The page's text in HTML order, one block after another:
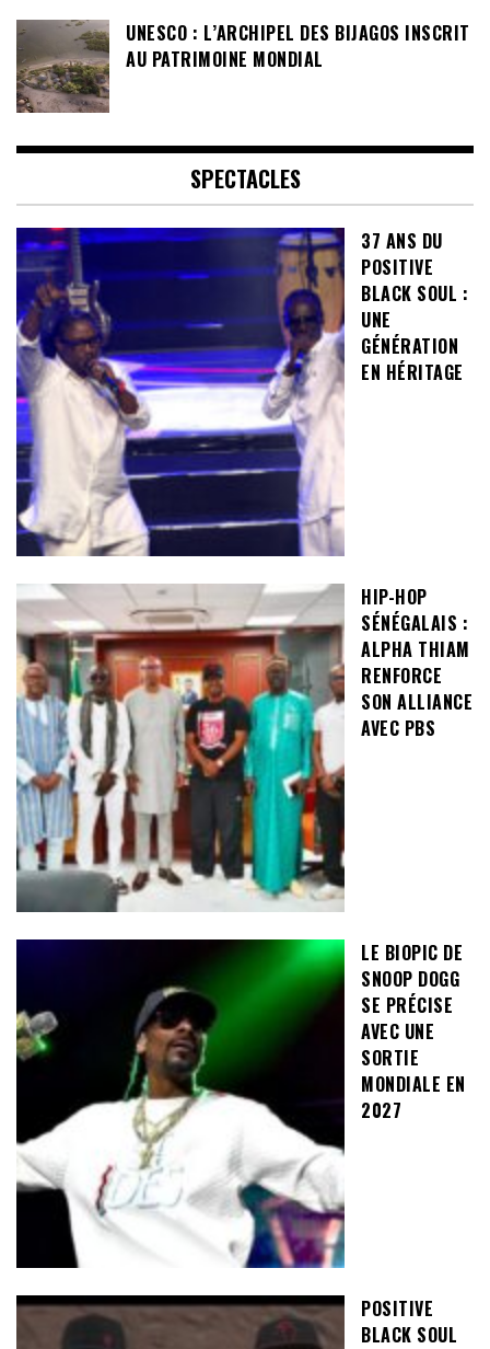
UNESCO : L’ARCHIPEL DES BIJAGOS INSCRIT
AU PATRIMOINE MONDIAL
SPECTACLES
37 ANS DU
POSITIVE
BLACK SOUL :
UNE
GÉNÉRATION
EN HÉRITAGE
HIP-HOP
SÉNÉGALAIS :
ALPHA THIAM
RENFORCE
SON ALLIANCE
AVEC PBS
LE BIOPIC DE
SNOOP DOGG
SE PRÉCISE
AVEC UNE
SORTIE
MONDIALE EN
2027
POSITIVE
BLACK SOUL